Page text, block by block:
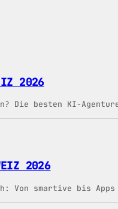
2026
Die besten KI-
2026
Von smartive bis